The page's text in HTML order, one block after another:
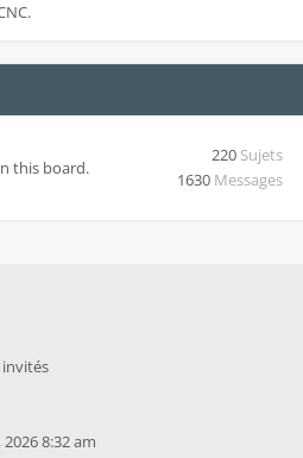
this board.
220 Sujets
1630 Messages
invités
8:32 am